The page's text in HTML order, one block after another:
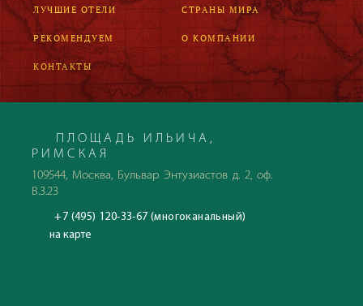
ЛУЧШИЕ ОТЕЛИ СТРАНЫ МИРА
РЕКОМЕНДУЕМ О КОМПАНИИ
КОНТАКТЫ
ПЛОЩАДЬ ИЛЬИЧА,
РИМСКАЯ
109544, Москва, Бульвар Энтузиастов д. 2, оф.
В.3.23
+7 (495) 120-33-67 (многоканальный)
на карте